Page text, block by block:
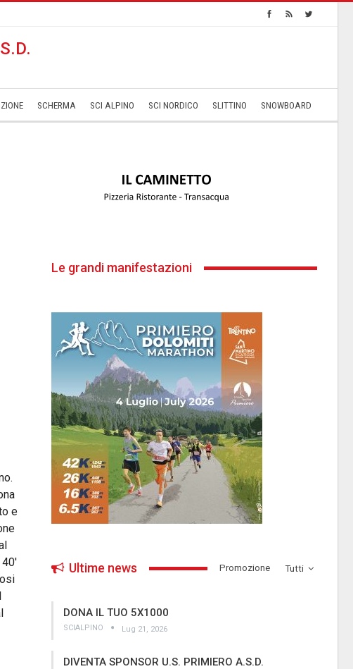
SCHERMA SCI ALPINO SCI NORDICO SLITTINO SNOWBOARD
e
Le grandi manifestazioni
Tutti
Ultime news ­Promozione
DONA IL TUO 5X1000
SCIALPINO Lug 21, 2026
DIVENTA SPONSOR U.S. PRIMIERO A.S.D.